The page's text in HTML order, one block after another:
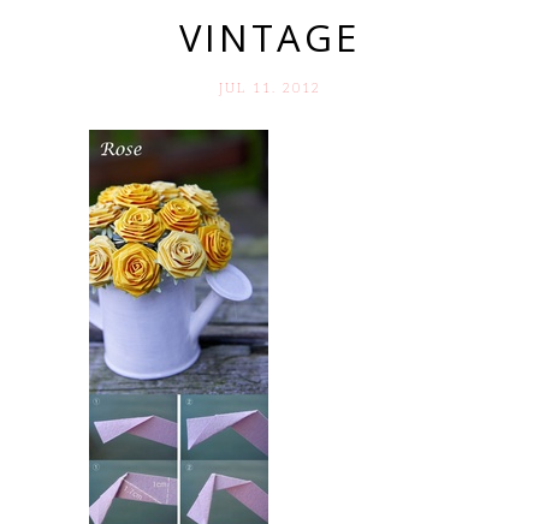
VINTAGE
JUL 11. 2012